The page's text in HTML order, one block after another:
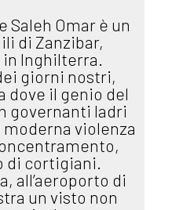
Saleh Omar è un
di Zanzibar,
Inghilterra.
giorni nostri,
dove il genio del
governanti ladri
violenza
di cortigiani.
all’aeroporto di
un visto non